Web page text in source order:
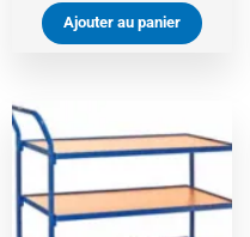
Ajouter au panier
prix
était :
365,00 €.
prix
est :
347,00 €.